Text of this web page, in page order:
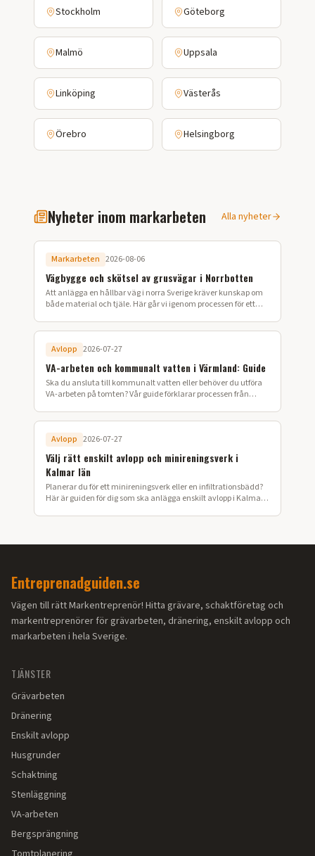
Stockholm Göteborg
Malmö Uppsala
Linköping Västerås
Örebro Helsingborg
Nyheter inom markarbeten Alla nyheter
Markarbeten 2026-08-06
Vägbygge och skötsel av grusvägar i Norrbotten
Att anlägga en hållbar väg i norra Sverige kräver kunskap om
både material och tjäle. Här går vi igenom processen för ett
Avlopp 2026-07-27
VA-arbeten och kommunalt vatten i Värmland: Guide
Ska du ansluta till kommunalt vatten eller behöver du utföra
VA-arbeten på tomten? Vår guide förklarar processen från
Avlopp 2026-07-27
Välj rätt enskilt avlopp och minireningsverk i
Kalmar län
Planerar du för ett minireningsverk eller en infiltrationsbädd?
Här är guiden för dig som ska anlägga enskilt avlopp i Kalmar
Entreprenadguiden.se
Vägen till rätt Markentreprenör! Hitta grävare, schaktföretag och
markentreprenörer för grävarbeten, dränering, enskilt avlopp och
markarbeten i hela Sverige.
TJÄNSTER
Grävarbeten
Dränering
Enskilt avlopp
Husgrunder
Schaktning
Stenläggning
VA-arbeten
Bergsprängning